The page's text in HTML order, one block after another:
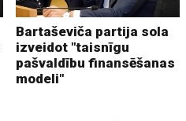
Bartaševiča partija sola
izveidot "taisnīgu
pašvaldību finansēšanas
modeli"